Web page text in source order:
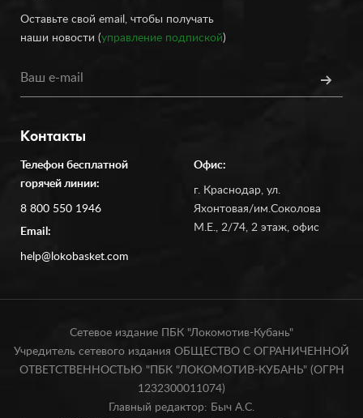
Оставьте свой email, чтобы получать
наши новости (управление подпиской)
Контакты
Телефон бесплатной
горячей линии:
8 800 550 1946
Email:
help@lokobasket.com
Офис:
г. Краснодар, ул.
Яхонтовая/им.Соколова
М.Е., 2/74, 2 этаж, офис
Сетевое издание ПБК "Локомотив-Кубань"
Учредитель сетевого издания ОБЩЕСТВО С ОГРАНИЧЕННОЙ
ОТВЕТСТВЕННОСТЬЮ "ПБК "ЛОКОМОТИВ-КУБАНЬ" (ОГРН
1232300011074)
Главный редактор: Быч А.С.